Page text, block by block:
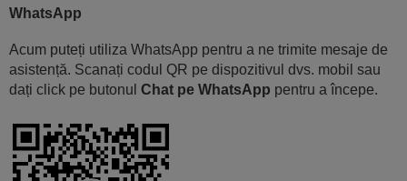
WhatsApp
Acum puteți utiliza WhatsApp pentru a ne trimite mesaje de
asistență. Scanați codul QR pe dispozitivul dvs. mobil sau
dați click pe butonul Chat pe WhatsApp pentru a începe.